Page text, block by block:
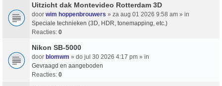
Uitzicht dak Montevideo Rotterdam 3D
door wim hoppenbrouwers » za aug 01 2026 9:58 am » in
Speciale technieken (3D, HDR, tonemapping, etc.)
Reacties: 0
Nikon SB-5000
door blomwm » do jul 30 2026 4:17 pm » in
Gevraagd en aangeboden
Reacties: 0